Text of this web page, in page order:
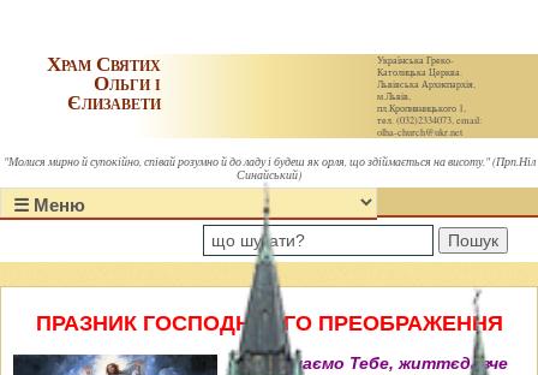
Українська Греко-
Католицька Церква.
Львівська Архиєпархія,
м.Львів,
пл.Кропивницького 1,
тел. (032)2334073, email:
olha-church@ukr.net
Храм Святих
Ольги і
Єлизавети
"Молися мирно й супокійно, співай розумно й до ладу і будеш як орля, що здіймається на висоту." (Прп.Ніл
Синайський)
Пошук
ПРАЗНИК ГОСПОДНЬОГО ПРЕОБРАЖЕННЯ
"Величаємо Тебе, життєдавче